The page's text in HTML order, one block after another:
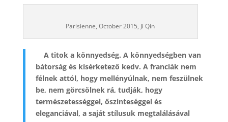
Parisienne, October 2015, Ji Qin
A titok a könnyedség. A könnyedségben van
bátorság és kísérketező kedv. A franciák nem
félnek attól, hogy mellényúlnak, nem feszülnek
be, nem görcsölnek rá, tudják, hogy
természetességgel, őszinteséggel és
eleganciával, a saját stílusuk megtalálásával